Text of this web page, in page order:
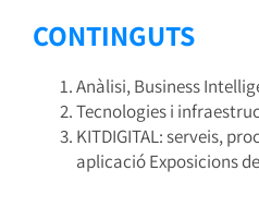
CONTINGUTS
Anàlisi, Business
Tecnologies i
KITDIGITAL: serveis,
aplicació Exposicions